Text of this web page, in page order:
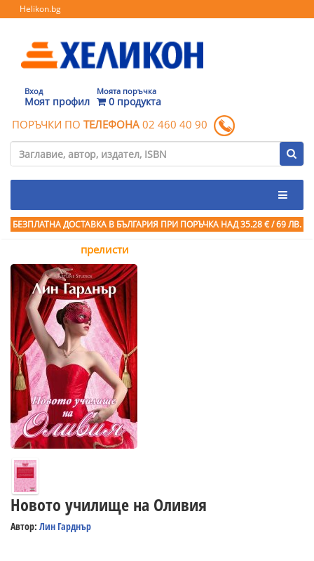
Helikon.bg
Вход
Моят профил
Моята поръчка
0 продукта
ПОРЪЧКИ ПО ТЕЛЕФОНА 02 460 40 90
БЕЗПЛАТНА ДОСТАВКА В БЪЛГАРИЯ ПРИ ПОРЪЧКА НАД 35.28 € / 69 ЛВ.
прелисти
Новото училище на Оливия
Автор: Лин Гарднър